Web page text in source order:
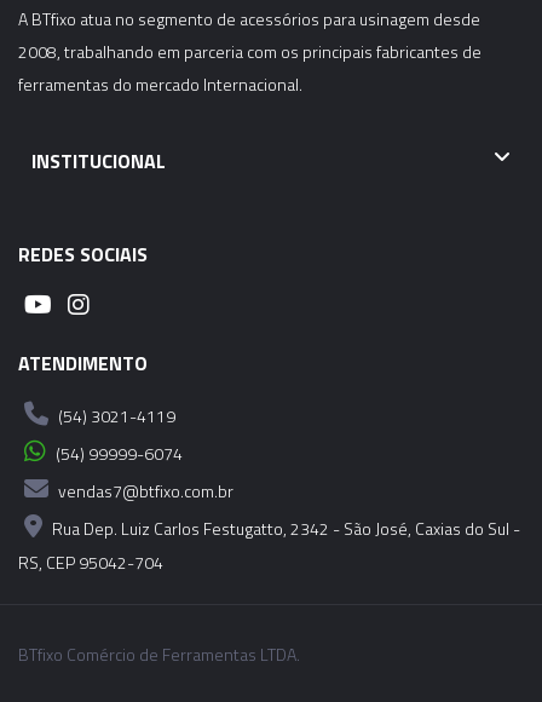
75MM
06919 - CONE MODULAR CBH - SK40 - CBH5-
06920 - CONE MODULAR CBH - SK40 - CBH5-
06921 - CONE MODULAR CBH - SK40 - CBH5-
205MM
06922 - CONE MODULAR CBH - SK40 - CBH5-
06923 - CONE MODULAR CBH - SK40 - CBH6-
06924 - CONE MODULAR CBH - SK40 - CBH6-
115MM
165MM
A BTfixo atua no segmento de acessórios para usinagem desde
2008, trabalhando em parceria com os principais fabricantes de
ferramentas do mercado Internacional.
INSTITUCIONAL
REDES SOCIAIS
ATENDIMENTO
(54) 3021-4119
(54) 99999-6074
vendas7@btfixo.com.br
Rua Dep. Luiz Carlos Festugatto, 2342 - São José, Caxias do Sul -
RS, CEP 95042-704
BTfixo Comércio de Ferramentas LTDA.